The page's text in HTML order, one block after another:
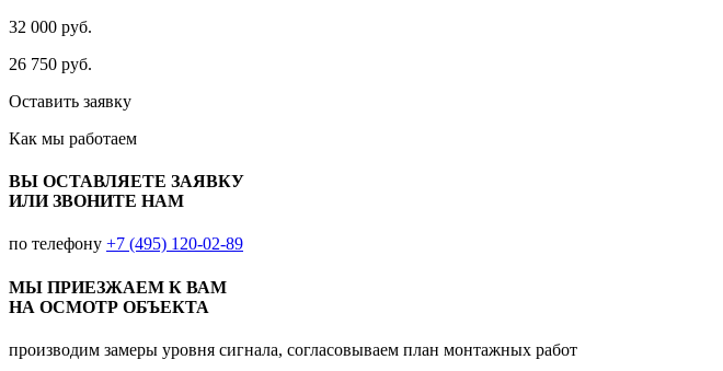
32 000 руб.
26 750 руб.
Оставить заявку
Как мы работаем
ВЫ ОСТАВЛЯЕТЕ ЗАЯВКУ
ИЛИ ЗВОНИТЕ НАМ
по телефону +7 (495) 120-02-89
МЫ ПРИЕЗЖАЕМ К ВАМ
НА ОСМОТР ОБЪЕКТА
производим замеры уровня сигнала, согласовываем план монтажных работ